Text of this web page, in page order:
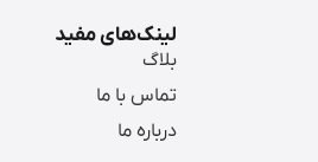
لینک‌های مفید
بلاگ
تماس با ما
درباره ما